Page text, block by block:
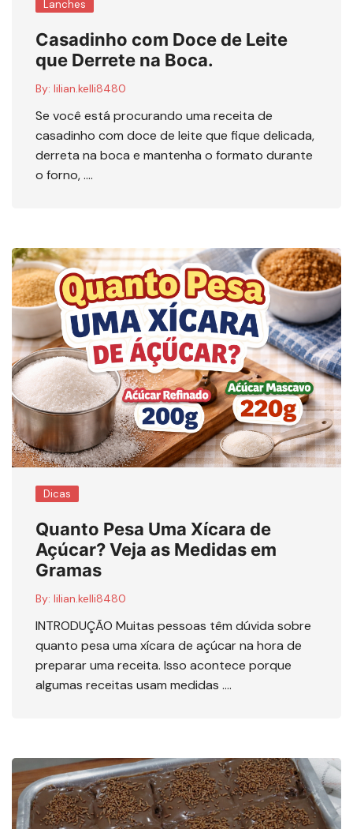
Lanches
Casadinho com Doce de Leite
que Derrete na Boca.
By: lilian.kelli8480
Se você está procurando uma receita de
casadinho com doce de leite que fique delicada,
derreta na boca e mantenha o formato durante
o forno, ….
Dicas
Quanto Pesa Uma Xícara de
Açúcar? Veja as Medidas em
Gramas
By: lilian.kelli8480
INTRODUÇÃO Muitas pessoas têm dúvida sobre
quanto pesa uma xícara de açúcar na hora de
preparar uma receita. Isso acontece porque
algumas receitas usam medidas ….